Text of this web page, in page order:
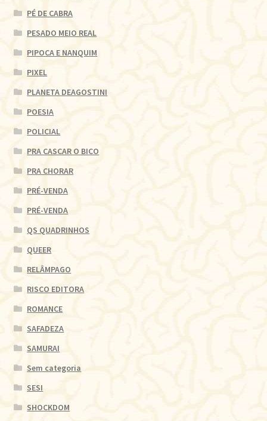
PÉ DE CABRA
PESADO MEIO REAL
PIPOCA E NANQUIM
PIXEL
PLANETA DEAGOSTINI
POESIA
POLICIAL
PRA CASCAR O BICO
PRA CHORAR
PRÉ-VENDA
PRÉ-VENDA
QS QUADRINHOS
QUEER
RELÂMPAGO
RISCO EDITORA
ROMANCE
SAFADEZA
SAMURAI
Sem categoria
SESI
SHOCKDOM